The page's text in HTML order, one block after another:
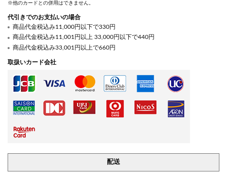
※他のカードとの併用はできません。
代引きでのお支払いの場合
商品代金税込み11,000円以下で330円
商品代金税込み11,001円以上 33,000円以下で440円
商品代金税込み33,001円以上で660円
取扱いカード会社
配送